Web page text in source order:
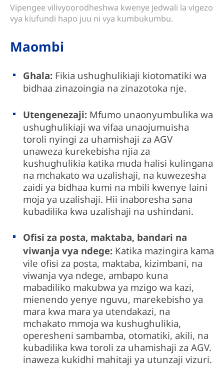
Vipengee vilivyoorodheshwa kwenye jedwali la vigezo
vya kiufundi hapo juu ni vya kumbukumbu.
Maombi
Ghala: Fikia ushughulikiaji kiotomatiki wa
bidhaa zinazoingia na zinazotoka nje.
Utengenezaji: Mfumo unaonyumbulika wa
ushughulikiaji wa vifaa unaojumuisha
toroli nyingi za uhamishaji za AGV
unaweza kurekebisha njia za
kushughulikia katika muda halisi kulingana
na mchakato wa uzalishaji, na kuwezesha
zaidi ya bidhaa kumi na mbili kwenye laini
moja ya uzalishaji. Hii inaboresha sana
kubadilika kwa uzalishaji na ushindani.
Ofisi za posta, maktaba, bandari na
viwanja vya ndege: Katika mazingira kama
vile ofisi za posta, maktaba, kizimbani, na
viwanja vya ndege, ambapo kuna
mabadiliko makubwa ya mzigo wa kazi,
mienendo yenye nguvu, marekebisho ya
mara kwa mara ya utendakazi, na
mchakato mmoja wa kushughulikia,
operesheni sambamba, otomatiki, akili, na
kubadilika kwa toroli za uhamishaji za AGV.
inaweza kukidhi mahitaji ya utunzaji vizuri.